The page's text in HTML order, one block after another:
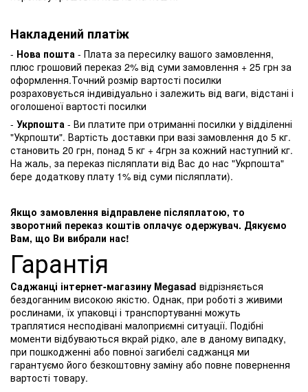
Накладений платіж
- Нова пошта - Плата за пересилку вашого замовлення,
плюс грошовий переказ 2% від суми замовлення + 25 грн за
оформлення.Точний розмір вартості посилки
розраховується індивідуально і залежить від ваги, відстані і
оголошеної вартості посилки
- Укрпошта - Ви платите при отриманні посилки у відділенні
"Укрпошти". Вартість доставки при вазі замовлення до 5 кг.
становить 20 грн, понад 5 кг + 4грн за кожний наступний кг.
На жаль, за переказ післяплати від Вас до нас "Укрпошта"
бере додаткову плату 1% від суми післяплати).
Якщо замовлення відправлене післяплатою, то
зворотний переказ коштів оплачує одержувач. Дякуємо
Вам, що Ви вибрали нас!
Гарантія
Саджанці інтернет-магазину Megasad відрізняється
бездоганним високою якістю. Однак, при роботі з живими
рослинами, їх упаковці і транспортуванні можуть
траплятися несподівані малоприємні ситуації. Подібні
моменти відбуваються вкрай рідко, але в даному випадку,
при пошкодженні або повної загибелі саджанця ми
гарантуємо його безкоштовну заміну або повне повернення
вартості товару.